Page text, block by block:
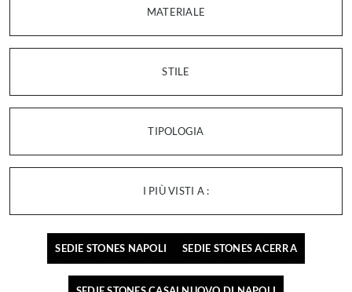
MATERIALE
STILE
TIPOLOGIA
I PIÙ VISTI A :
SEDIE STONES NAPOLI SEDIE STONES ACERRA